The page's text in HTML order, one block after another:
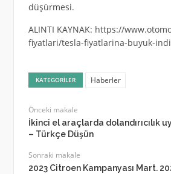
düşürmesi.
ALINTI KAYNAK: https://
fiyatlari/tesla-fiyatlarina-buyuk-
KATEGORILER Haberler
Önceki makale
İkinci el araçlarda dolandırıcılık
– Türkçe Düşün
Sonraki makale
2023 Citroen Kampanyası Mart.